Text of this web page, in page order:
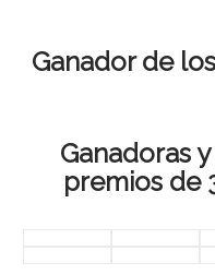
Ganador de
Ganadoras
premios de